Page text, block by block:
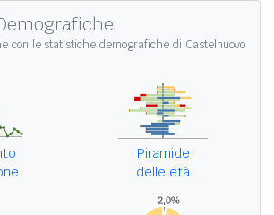
con le statistiche demografiche di Castelnuovo
Piramide
delle età